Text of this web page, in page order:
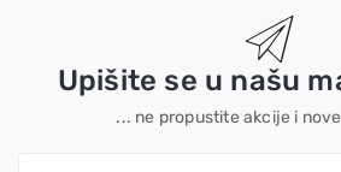
Upišite se u našu
... ne propustite akcije i